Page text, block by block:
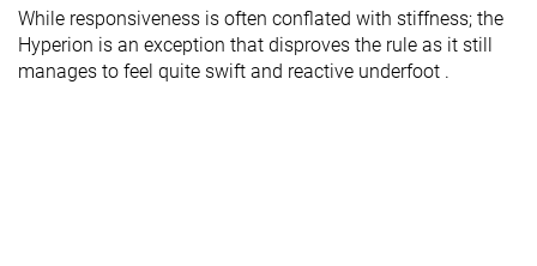
While responsiveness is often conflated with stiffness; the
Hyperion is an exception that disproves the rule as it still
manages to feel quite swift and reactive underfoot .